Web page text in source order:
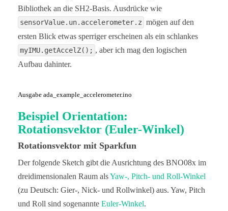
  }
  if (! bno08x.getSensorEvent(&sensorValue)) {
    return;
  }
      Serial.print(" z: ");
      break;
  }
}
Bibliothek an die SH2-Basis. Ausdrücke wie
sensorValue.un.accelerometer.z mögen auf den
ersten Blick etwas sperriger erscheinen als ein schlankes
myIMU.getAccelZ(); , aber ich mag den logischen
Aufbau dahinter.
Ausgabe ada_example_accelerometer.ino
Beispiel Orientation:
Rotationsvektor (Euler-Winkel)
Rotationsvektor mit Sparkfun
Der folgende Sketch gibt die Ausrichtung des BNO08x im
dreidimensionalen Raum alsYaw-, Pitch- und Roll-Winkel
(zu Deutsch: Gier-, Nick- und Rollwinkel) aus. Yaw, Pitch
und Roll sind sogenannte Euler-Winkel.